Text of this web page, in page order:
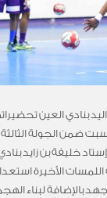
بنادي العين
ضمن الجولة
خليفة بن زايد
الأخيرة
بالإضافة لبناء